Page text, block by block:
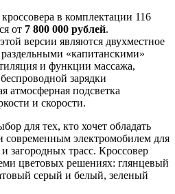
в комплектации 116
от 7 800 000 рублей.
версии являются двухместное
«капитанскими»
и функции массажа,
зарядки
атмосферная подсветка
и скорости.
для тех, кто хочет обладать
электромобилем для
загородных трасс. Кроссовер
цветовых решениях: глянцевый
серый и белый, зеленый